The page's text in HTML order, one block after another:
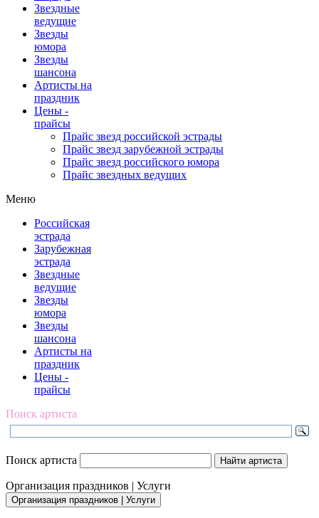
Звездные
ведущие
Звезды
юмора
Звезды
шансона
Артисты на
праздник
Цены -
прайсы
Прайс звезд российской эстрады
Прайс звезд зарубежной эстрады
Прайс звезд российского юмора
Прайс звездных ведущих
Меню
Российская
эстрада
Зарубежная
эстрада
Звездные
ведущие
Звезды
юмора
Звезды
шансона
Артисты на
праздник
Цены -
прайсы
Поиск артиста
Поиск артиста
Организация праздников | Услуги
Организация праздников | Услуги